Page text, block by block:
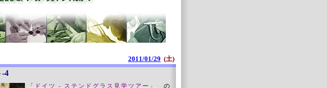
2011/01/29 (土)
4
「ドイツ - ステンドグラス見学ツアー」
の